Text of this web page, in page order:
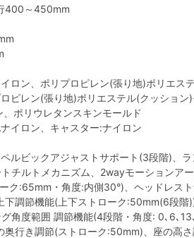
400～450mm
ロン、ポリプロピレン(張り地)ポリエス
ピレン(張り地)ポリエステル(クッション
ポリウレタンスキンモールド
イロン、キャスター:ナイロン
ルビックアジャストサポート(3段階)、
チルトメカニズム、2wayモーションア
ク:65mm・角度:内側30°)、ヘッドレス
下調節機能(上下ストローク:50mm(6段階
角度範囲 調節機能(4段階・角度: 0､6､
行き調節(ストローク:50mm)、座の高さ